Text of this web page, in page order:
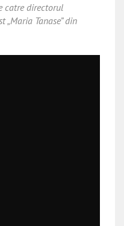
catre directorul
Tanase” din